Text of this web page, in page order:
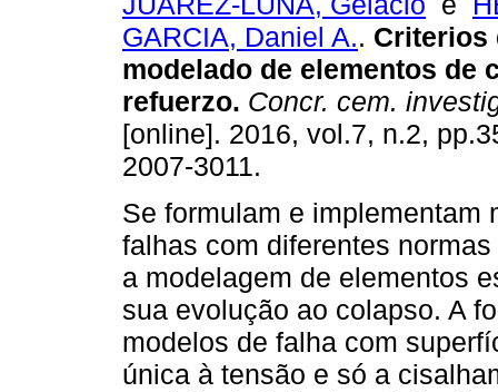
GARCIA, Daniel A.. Criterios
modelado de elementos de
refuerzo. Concr. cem.
[online]. 2016, vol.7, n.2,
2007-3011.
Se formulam e implementam
falhas com diferentes
a modelagem de elementos
sua evolução ao colapso. A
modelos de falha com
única à tensão e só a